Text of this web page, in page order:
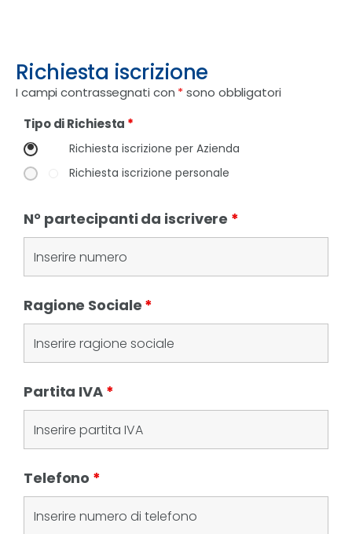
Richiesta iscrizione
I campi contrassegnati con *sono obbligatori
Tipo di Richiesta *
Richiesta iscrizione per Azienda
Richiesta iscrizione personale
N° partecipanti da iscrivere *
Ragione Sociale *
Partita IVA *
Telefono *